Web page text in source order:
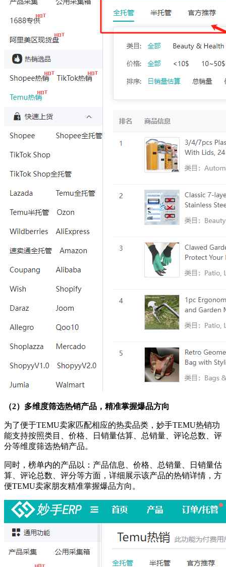
（2）多维度筛选热销产品，精准掌握爆品方向
为了便于TEMU卖家匹配相应的热卖品类，妙手TEMU热销功
能支持按照类目、价格、日销量估算、总销量、评论总数、评
分等维度筛选热销产品。
同时，榜单内的产品以：产品信息、价格、总销量、日销量估
算、评论总数、评分等方面，详细展示该产品的热销详情，方
便TEMU卖家朋友精准掌握爆品方向。